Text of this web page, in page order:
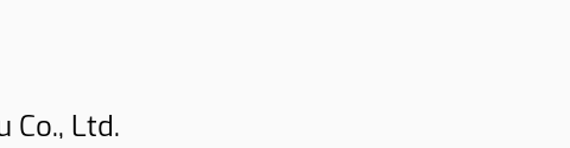
Co., Ltd.